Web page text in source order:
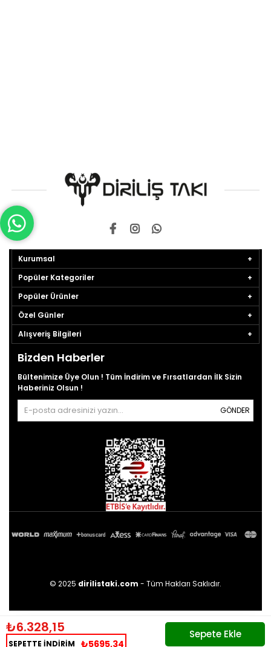
₺6.328,15
SEPETTE İNDİRİM ₺5695,34
Kurumsal
Popüler Kategoriler
Popüler Ürünler
Özel Günler
Alışveriş Bilgileri
Bizden Haberler
Bültenimize Üye Olun ! Tüm İndirim ve Fırsatlardan İlk Sizin
Haberiniz Olsun !
GÖNDER
© 2025 dirilistaki.com - Tüm Hakları Saklıdır.